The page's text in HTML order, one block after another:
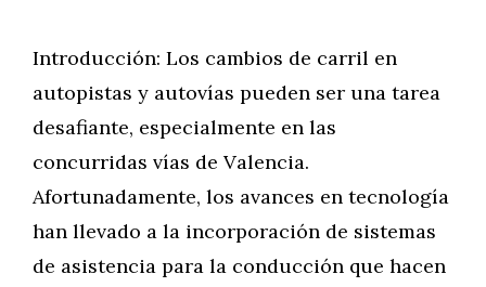
Introducción: Los cambios de carril en
autopistas y autovías pueden ser una tarea
desafiante, especialmente en las
concurridas vías de Valencia.
Afortunadamente, los avances en tecnología
han llevado a la incorporación de sistemas
de asistencia para la conducción que hacen